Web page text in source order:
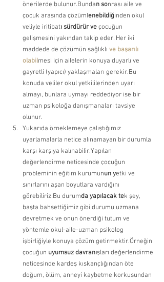
önerilerde bulunur.Bundan sonrası aile ve
çocuk arasında çözümlenebildiğinden okul
veliyle iritibatı sürdürür ve çocuğun
gelişmesini yakından takip eder. Her iki
maddede de çözümün sağlıklı ve başarılı
olabilmesi için ailelerin konuya duyarlı ve
gayretli (yapıcı) yaklaşmaları gerekir.Bu
konuda veliler okul yetkililerinden uyarı
almayı, bunlara uymayı reddediyor ise bir
uzman psikoloğa danışmanaları tavsiye
olunur.
Yukarıda örneklemeye çalıştığımız
uyarlamalarla netice alınamayan bir durumla
karşı karşıya kalınabilir.Yapılan
değerlendirme neticesinde çocuğun
probleminin eğitim kurumunun yetki ve
sınırlarını aşan boyutlara vardığını
görebiliriz.Bu durumda yapılacak tek şey,
başta bahsettiğimiz gibi durumu uzmana
devretmek ve onun önerdiği tutum ve
yöntemle okul-aile-uzman psikolog
işbirliğiyle konuya çözüm getirmektir.Örneğin
çocuğun uyumsuz davranışları değerlendirme
neticesinde kardeş kıskançlığından öte
doğum, ölüm, anneyi kaybetme korkusundan